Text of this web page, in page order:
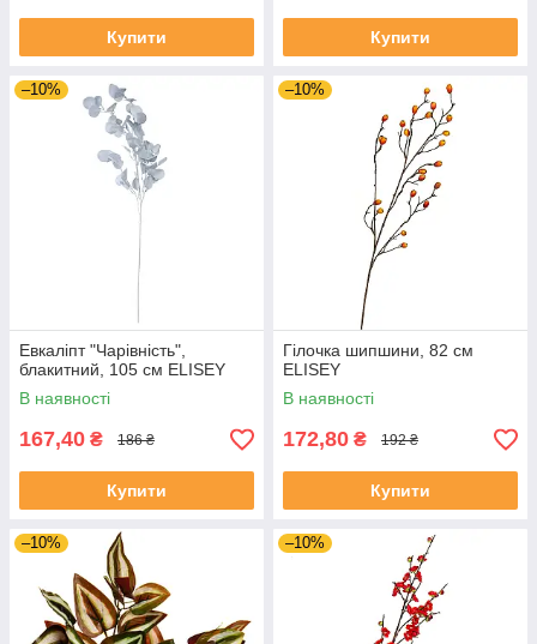
Купити Купити
–10%
Евкаліпт "Чарівність",
блакитний, 105 см ELISEY
В наявності
167,40 ₴ 186 ₴
Купити
–10%
Гілочка шипшини, 82 см
ELISEY
В наявності
172,80 ₴ 192 ₴
Купити
–10% –10%